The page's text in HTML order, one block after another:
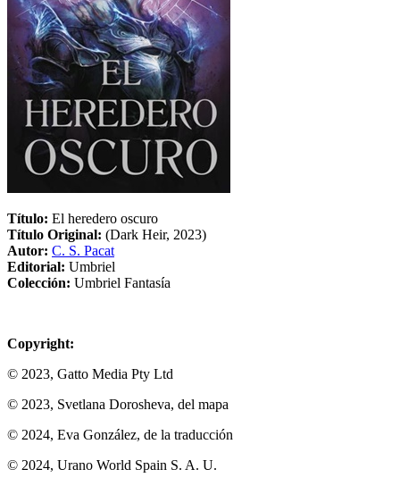
Título: El heredero oscuro
Título Original: (Dark Heir, 2023)
Autor: C. S. Pacat
Editorial: Umbriel
Colección: Umbriel Fantasía
Copyright:
© 2023, Gatto Media Pty Ltd
© 2023, Svetlana Dorosheva, del mapa
© 2024, Eva González, de la traducción
© 2024, Urano World Spain S. A. U.